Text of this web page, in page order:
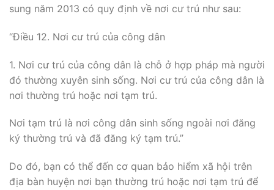
sung năm 2013 có quy định về nơi cư trú như sau:
“Điều 12. Nơi cư trú của công dân
1. Nơi cư trú của công dân là chỗ ở hợp pháp mà người
đó thường xuyên sinh sống. Nơi cư trú của công dân là
nơi thường trú hoặc nơi tạm trú.
Nơi tạm trú là nơi công dân sinh sống ngoài nơi đăng
ký thường trú và đã đăng ký tạm trú.”
Do đó, bạn có thể đến cơ quan bảo hiểm xã hội trên
địa bàn huyện nơi bạn thường trú hoặc nơi tạm trú để